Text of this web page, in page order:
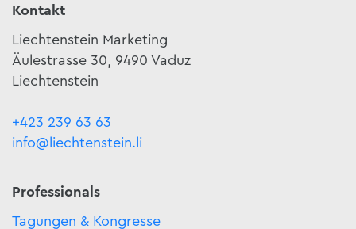
Kontakt
Liechtenstein Marketing
Äulestrasse 30, 9490 Vaduz
Liechtenstein
+423 239 63 63
info@liechtenstein.li
Professionals
Tagungen & Kongresse